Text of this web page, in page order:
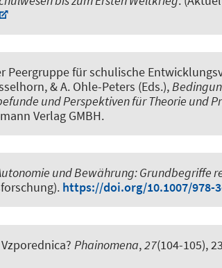
Peergruppe für schulische
& A. Ohle-Peters (Eds.),
und Perspektiven für Theorie und
Verlag GMBH.
und Bewährung: Grundbegriffe
https://doi.org/10.1007/978-
Phainomena,27(104-105),